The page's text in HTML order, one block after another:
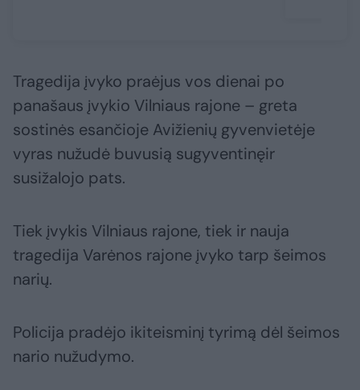
Tragedija įvyko praėjus vos dienai po
panašaus įvykio Vilniaus rajone – greta
sostinės esančioje Avižienių gyvenvietėje
vyras nužudė buvusią sugyventinęir
susižalojo pats.
Tiek įvykis Vilniaus rajone, tiek ir nauja
tragedija Varėnos rajone įvyko tarp šeimos
narių.
Policija pradėjo ikiteisminį tyrimą dėl šeimos
nario nužudymo.